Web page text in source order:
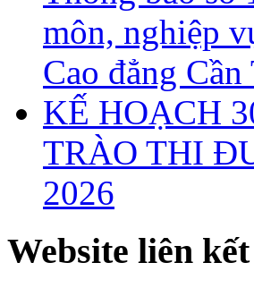
môn, nghiệp
Cao đẳng
KẾ HOẠCH
TRÀO THI
2026
Website liên kết